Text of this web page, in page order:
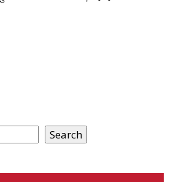
Search